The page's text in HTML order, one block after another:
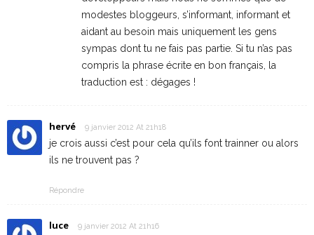
modestes bloggeurs, s’informant, informant et
aidant au besoin mais uniquement les gens
sympas dont tu ne fais pas partie. Si tu n’as pas
compris la phrase écrite en bon français, la
traduction est : dégages !
hervé 9 janvier 2012 At 21h18
je crois aussi c’est pour cela qu’ils font trainner ou alors
ils ne trouvent pas ?
Répondre
luce 9 janvier 2012 At 21h16